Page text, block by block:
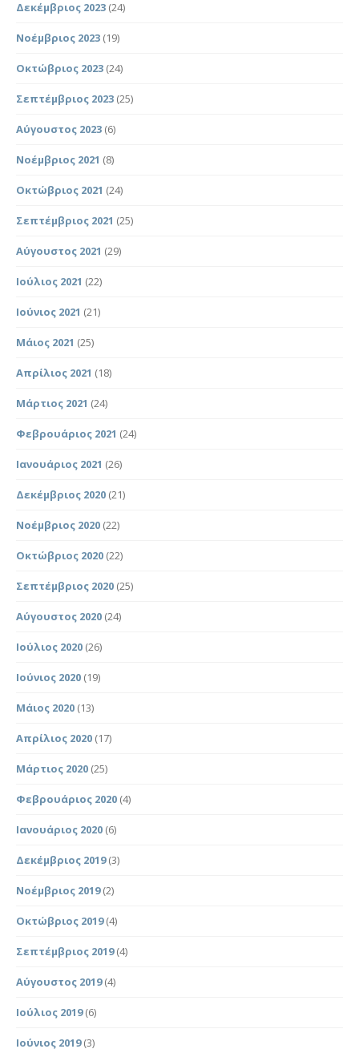
Δεκέμβριος 2023 (24)
Νοέμβριος 2023 (19)
Οκτώβριος 2023 (24)
Σεπτέμβριος 2023 (25)
Αύγουστος 2023 (6)
Νοέμβριος 2021 (8)
Οκτώβριος 2021 (24)
Σεπτέμβριος 2021 (25)
Αύγουστος 2021 (29)
Ιούλιος 2021 (22)
Ιούνιος 2021 (21)
Μάιος 2021 (25)
Απρίλιος 2021 (18)
Μάρτιος 2021 (24)
Φεβρουάριος 2021 (24)
Ιανουάριος 2021 (26)
Δεκέμβριος 2020 (21)
Νοέμβριος 2020 (22)
Οκτώβριος 2020 (22)
Σεπτέμβριος 2020 (25)
Αύγουστος 2020 (24)
Ιούλιος 2020 (26)
Ιούνιος 2020 (19)
Μάιος 2020 (13)
Απρίλιος 2020 (17)
Μάρτιος 2020 (25)
Φεβρουάριος 2020 (4)
Ιανουάριος 2020 (6)
Δεκέμβριος 2019(3)
Νοέμβριος 2019(2)
Οκτώβριος 2019(4)
Σεπτέμβριος 2019(4)
Αύγουστος 2019(4)
Ιούλιος 2019(6)
Ιούνιος 2019(3)